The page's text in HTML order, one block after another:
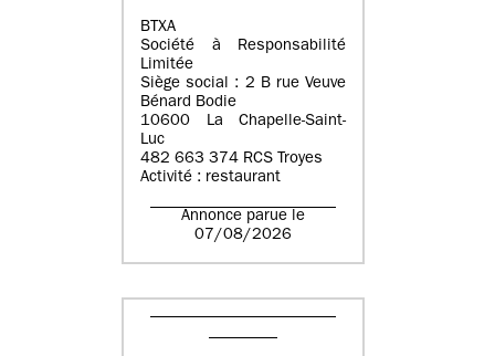
BTXA
Société à Responsabilité
Limitée
Siège social : 2 B rue Veuve
Bénard Bodie
10600 La Chapelle-Saint-
Luc
482 663 374 RCS Troyes
Activité : restaurant
Annonce parue le
07/08/2026